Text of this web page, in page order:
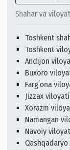
Shahar va
Toshkent
Toshkent
Andijon
Buxoro
Fargʻona
Jizzax
Xorazm
Namangan
Navoiy